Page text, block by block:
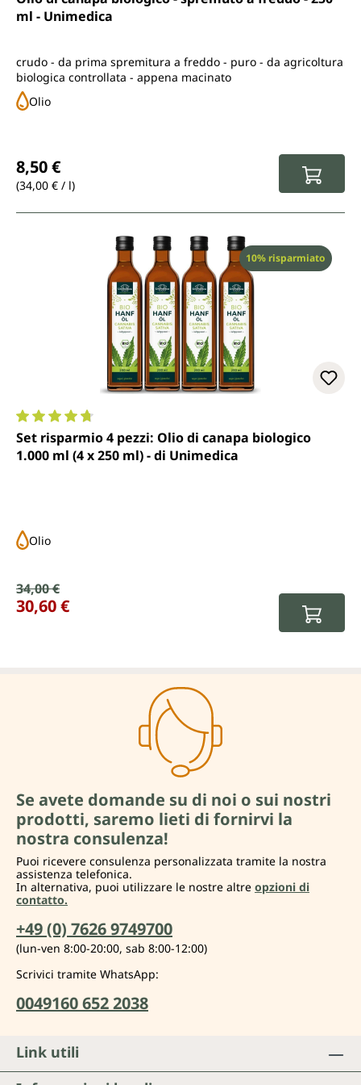
ml - Unimedica
crudo - da prima spremitura a freddo - puro - da agricoltura
biologica controllata - appena macinato
Olio
8,50 €
(34,00 € / l)
Sconto
10% risparmiato
Valutazione media di 4.8 su 5 stelle
Set risparmio 4 pezzi: Olio di canapa biologico
1.000 ml (4 x 250 ml) - di Unimedica
Olio
Prezzo di vendita:
Prezzo normale:
34,00 €
30,60 €
Se avete domande su di noi o sui nostri
prodotti, saremo lieti di fornirvi la
nostra consulenza!
Puoi ricevere consulenza personalizzata tramite la nostra
assistenza telefonica.
In alternativa, puoi utilizzare le nostre altre opzioni di
contatto.
+49 (0) 7626 9749700
(lun-ven 8:00-20:00, sab 8:00-12:00)
Scrivici tramite WhatsApp:
0049160 652 2038
Link utili